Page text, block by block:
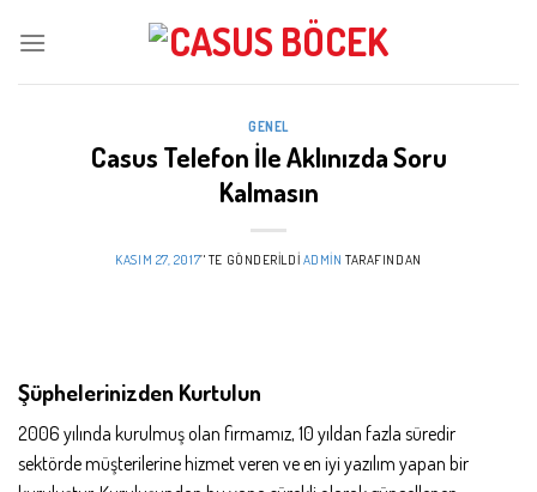
GENEL
Casus Telefon İle Aklınızda Soru
Kalmasın
KASIM 27, 2017’' TE GÖNDERILDI ADMIN TARAFINDAN
Şüphelerinizden Kurtulun
2006 yılında kurulmuş olan firmamız, 10 yıldan fazla süredir
sektörde müşterilerine hizmet veren ve en iyi yazılım yapan bir